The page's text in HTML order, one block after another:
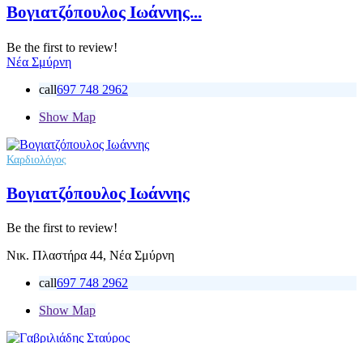
Βογιατζόπουλος Ιωάννης...
Be the first to review!
Νέα Σμύρνη
call697 748 2962
Show Map
Καρδιολόγος
Βογιατζόπουλος Ιωάννης
Be the first to review!
Νικ. Πλαστήρα 44, Νέα Σμύρνη
call697 748 2962
Show Map